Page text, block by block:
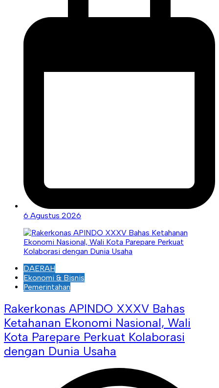
6 Agustus 2026
DAERAH
Ekonomi & Bisnis
Pemerintahan
Rakerkonas APINDO XXXV Bahas
Ketahanan Ekonomi Nasional, Wali
Kota Parepare Perkuat Kolaborasi
dengan Dunia Usaha